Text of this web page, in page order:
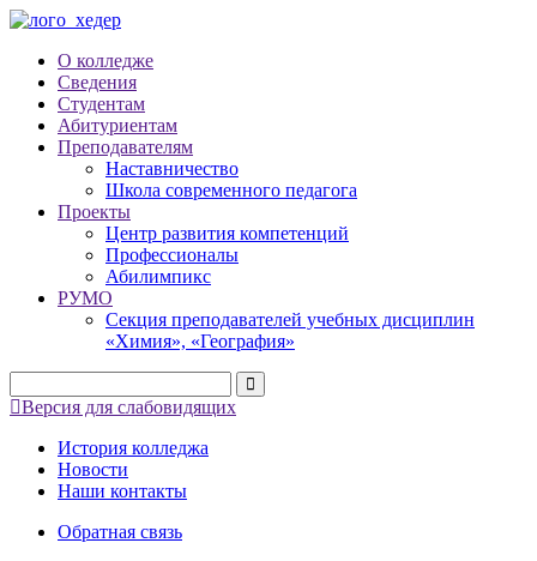
О колледже
Сведения
Студентам
Абитуриентам
Преподавателям
Наставничество
Школа современного педагога
Проекты
Центр развития компетенций
Профессионалы
Абилимпикс
РУМО
Секция преподавателей учебных дисциплин
«Химия», «География»
Версия для слабовидящих
История колледжа
Новости
Наши контакты
Обратная связь